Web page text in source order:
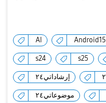
AI Android15
s24 s25
إرشاداتي٢٤
موضوعاتي٢٤